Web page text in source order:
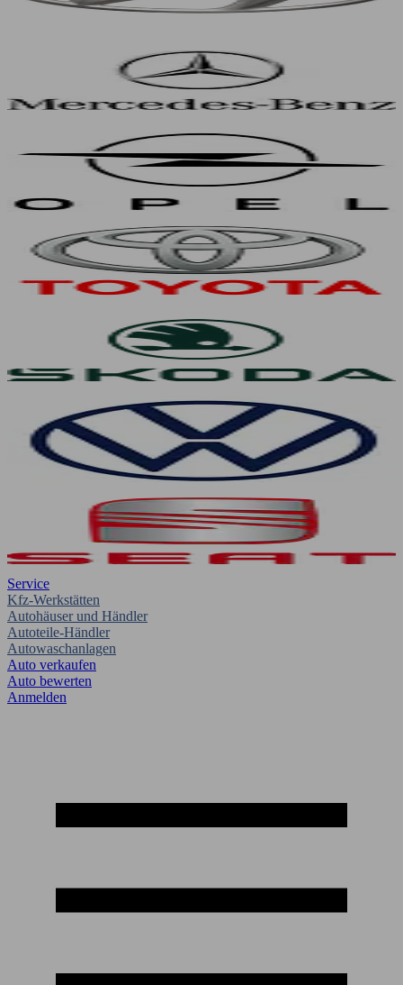
Service
Kfz-Werkstätten
Autohäuser und Händler
Autoteile-Händler
Autowaschanlagen
Auto verkaufen
Auto bewerten
Anmelden